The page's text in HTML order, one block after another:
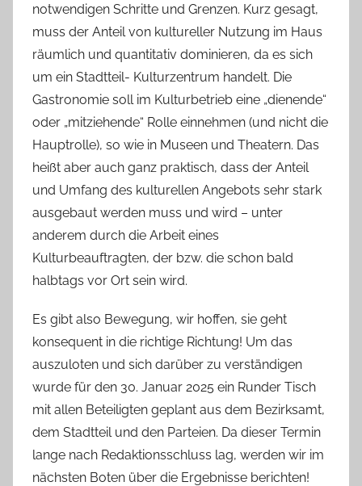
notwendigen Schritte und Grenzen. Kurz gesagt,
muss der Anteil von kultureller Nutzung im Haus
räumlich und quantitativ dominieren, da es sich
um ein Stadtteil- Kulturzentrum handelt. Die
Gastronomie soll im Kulturbetrieb eine „dienende“
oder „mitziehende“ Rolle einnehmen (und nicht die
Hauptrolle), so wie in Museen und Theatern. Das
heißt aber auch ganz praktisch, dass der Anteil
und Umfang des kulturellen Angebots sehr stark
ausgebaut werden muss und wird – unter
anderem durch die Arbeit eines
Kulturbeauftragten, der bzw. die schon bald
halbtags vor Ort sein wird.
Es gibt also Bewegung, wir hoffen, sie geht
konsequent in die richtige Richtung! Um das
auszuloten und sich darüber zu verständigen
wurde für den 30. Januar 2025 ein Runder Tisch
mit allen Beteiligten geplant aus dem Bezirksamt,
dem Stadtteil und den Parteien. Da dieser Termin
lange nach Redaktionsschluss lag, werden wir im
nächsten Boten über die Ergebnisse berichten!